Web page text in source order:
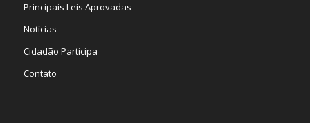
Principais Leis Aprovadas
Notícias
Cidadão Participa
Contato